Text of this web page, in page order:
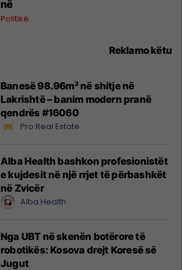
në
Politikë
Reklamo këtu
Banesë 98.96m² në shitje në
Lakrishtë – banim modern pranë
qendrës #16060
Pro Real Estate
Alba Health bashkon profesionistët
e kujdesit në një rrjet të përbashkët
në Zvicër
Alba Health
Nga UBT në skenën botërore të
robotikës: Kosova drejt Koresë së
Jugut